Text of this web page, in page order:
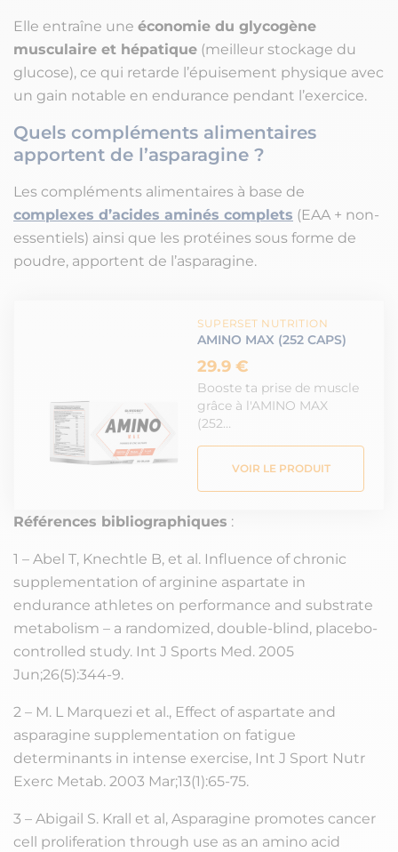
Elle entraîne une économie du glycogène
musculaire et hépatique (meilleur stockage du
glucose), ce qui retarde l’épuisement physique avec
un gain notable en endurance pendant l’exercice.
Quels compléments alimentaires
apportent de l’asparagine ?
Les compléments alimentaires à base de
complexes d’acides aminés complets (EAA + non-
essentiels) ainsi que les protéines sous forme de
poudre, apportent de l’asparagine.
SUPERSET NUTRITION
AMINO MAX (252 CAPS)
29.9 €
Booste ta prise de muscle
grâce à l'AMINO MAX
(252…
VOIR LE PRODUIT
Références bibliographiques :
1 – Abel T, Knechtle B, et al. Influence of chronic
supplementation of arginine aspartate in
endurance athletes on performance and substrate
metabolism – a randomized, double-blind, placebo-
controlled study. Int J Sports Med. 2005
Jun;26(5):344-9.
2 – M. L Marquezi et al., Effect of aspartate and
asparagine supplementation on fatigue
determinants in intense exercise, Int J Sport Nutr
Exerc Metab. 2003 Mar;13(1):65-75.
3 – Abigail S. Krall et al, Asparagine promotes cancer
cell proliferation through use as an amino acid